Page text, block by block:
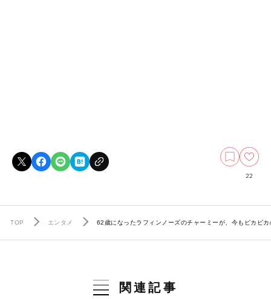
22
TOP エンタメ 62歳になったラフィンノーズのチャーミーが、今もビカビ
関連記事